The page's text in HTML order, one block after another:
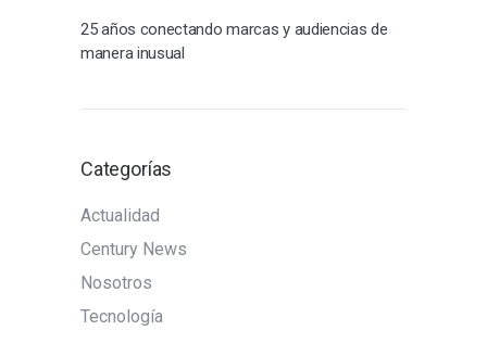
25 años conectando marcas y audiencias de
manera inusual
Categorías
Actualidad
Century News
Nosotros
Tecnología